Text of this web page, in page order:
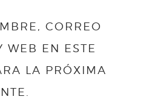
CORREO
WEB EN ESTE
LA PRÓXIMA